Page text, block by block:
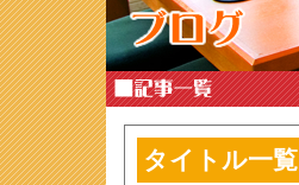
タイトル一覧